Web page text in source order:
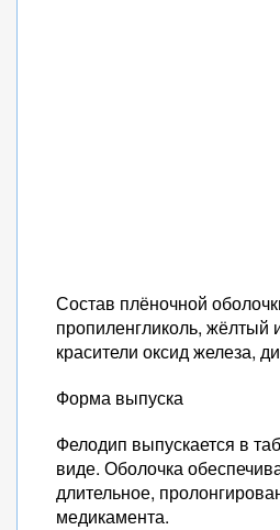
Состав плёночной
пропиленгликоль, жёлтый
красители оксид железа,
Форма выпуска
Фелодип выпускается в
виде. Оболочка
длительное,
медикамента.